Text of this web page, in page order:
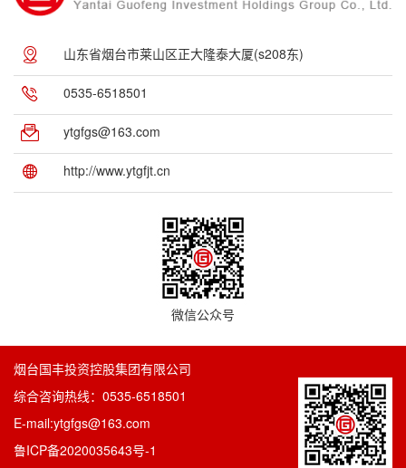
山东省烟台市莱山区正大隆泰大厦(s208东)
0535-6518501
ytgfgs@163.com
http://www.ytgfjt.cn
微信公众号
烟台国丰投资控股集团有限公司
综合咨询热线：0535-6518501
E-mail:ytgfgs@163.com
鲁ICP备2020035643号-1